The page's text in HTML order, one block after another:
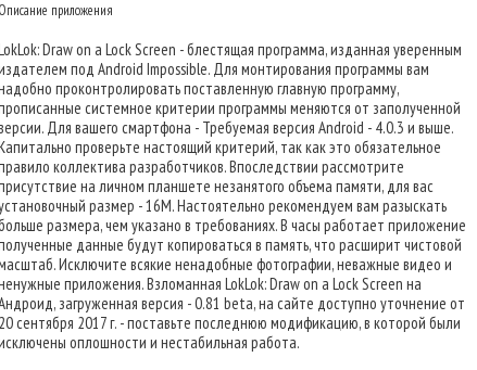
Описание приложения
Draw on a Lock Screen - блестящая программа, изданная уверенным
под Android Impossible. Для монтирования программы вам
проконтролировать поставленную главную программу,
системное критерии программы меняются от заполученной
Для вашего смартфона - Требуемая версия Android - 4.0.3 и выше.
проверьте настоящий критерий, так как это обязательное
коллектива разработчиков. Впоследствии рассмотрите
на личном планшете незанятого объема памяти, для вас
размер - 16M. Настоятельно рекомендуем вам разыскать
размера, чем указано в требованиях. В часы работает приложение
данные будут копироваться в память, что расширит чистовой
Исключите всякие ненадобные фотографии, неважные видео и
приложения. Взломанная LokLok: Draw on a Lock Screen на
загруженная версия - 0.81 beta, на сайте доступно уточнение от
20 сентября 2017 г. - поставьте последнюю модификацию, в которой были
оплошности и нестабильная работа.